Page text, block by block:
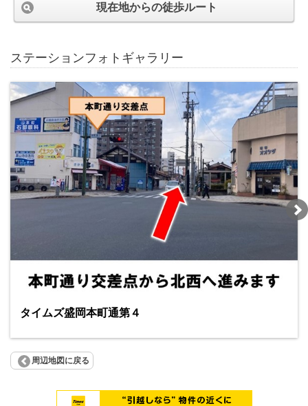
現在地からの徒歩ルート
ステーションフォトギャラリー
タイムズ盛岡本町通第４
周辺地図に戻る